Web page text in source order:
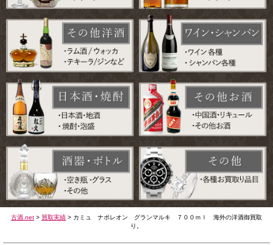
古酒.net > 買取実績 > カミュ ナポレオン グランマルキ ７００ｍｌ 海外の洋酒御買取
り。